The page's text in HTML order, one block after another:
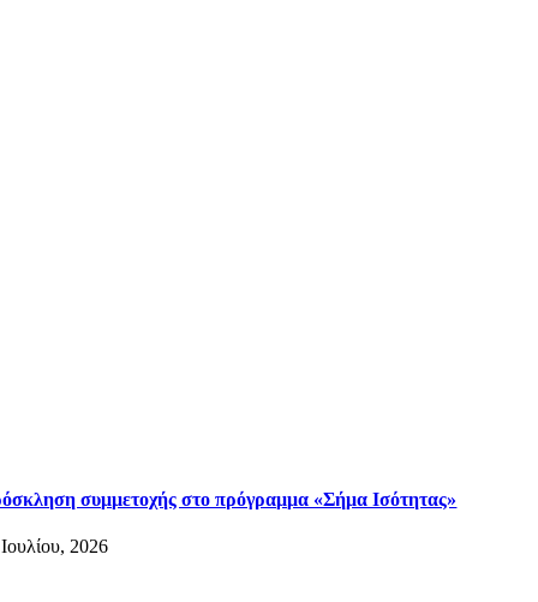
συμμετοχής στο πρόγραμμα «Σήμα Ισότητας»
2026